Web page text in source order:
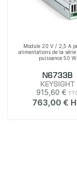
Module 20 V / 2,5 A
alimentations de la série
puissance 50 W
N6733B
KEYSIGHT
915,60 €
763,00 €